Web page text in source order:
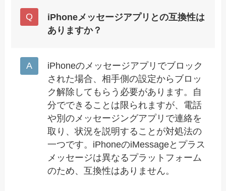
iPhoneメッセージアプリとの互換性は
ありますか？
iPhoneのメッセージアプリでブロック
された場合、相手側の設定からブロッ
ク解除してもらう必要があります。自
分でできることは限られますが、電話
や別のメッセージングアプリで連絡を
取り、状況を説明することが対処法の
一つです。iPhoneのiMessageとプラス
メッセージは異なるプラットフォーム
のため、互換性はありません。